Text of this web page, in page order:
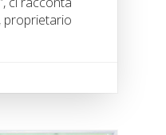
proprietario